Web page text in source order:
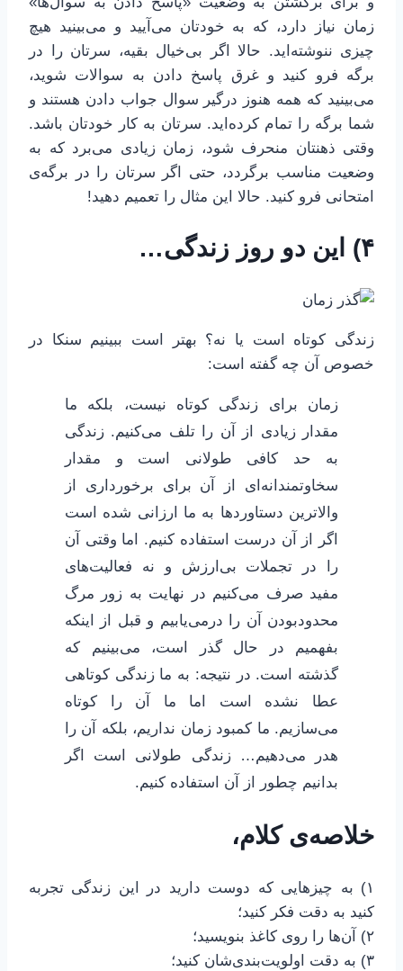
زمان نیاز دارد، که به خودتان می‌آیید و می‌بینید هیچ
چیزی ننوشته‌اید. حالا اگر بی‌خیال بقیه، سرتان را در
برگه فرو کنید و غرق پاسخ دادن به سوالات شوید،
می‌بینید که همه هنوز درگیر سوال جواب دادن هستند و
شما برگه را تمام کرده‌اید. سرتان به کار خودتان باشد.
وقتی ذهنتان منحرف شود، زمان زیادی می‌برد که به
وضعیت مناسب برگردد، حتی اگر سرتان را در برگه‌ی
امتحانی فرو کنید. حالا این مثال را تعمیم دهید!
۴) این دو روز زندگی…
زندگی کوتاه است یا نه؟ بهتر است ببینیم سنکا در
خصوص آن چه گفته است:
زمان برای زندگی کوتاه نیست، بلکه ما
مقدار زیادی از آن را تلف می‌کنیم. زندگی
به حد کافی طولانی است و مقدار
سخاوتمندانه‌ای از آن برای برخورداری از
والاترین دستاوردها به ما ارزانی شده است
اگر از آن درست استفاده کنیم. اما وقتی آن
را در تجملات بی‌ارزش و نه فعالیت‌های
مفید صرف می‌کنیم در نهایت به زور مرگ
محدودبودن آن را درمی‌یابیم و قبل از اینکه
بفهمیم در حال گذر است، می‌بینیم که
گذشته است. در نتیجه: به ما زندگی کوتاهی
عطا نشده است اما ما آن را کوتاه
می‌سازیم. ما کمبود زمان نداریم، بلکه آن را
هدر می‌دهیم… زندگی طولانی است اگر
بدانیم چطور از آن استفاده کنیم.
خلاصه‌ی کلام،
۱) به چیزهایی که دوست دارید در این زندگی تجربه
کنید به دقت فکر کنید؛
۲) آن‌ها را روی کاغذ بنویسید؛
۳) به دقت اولویت‌بندی‌شان کنید؛